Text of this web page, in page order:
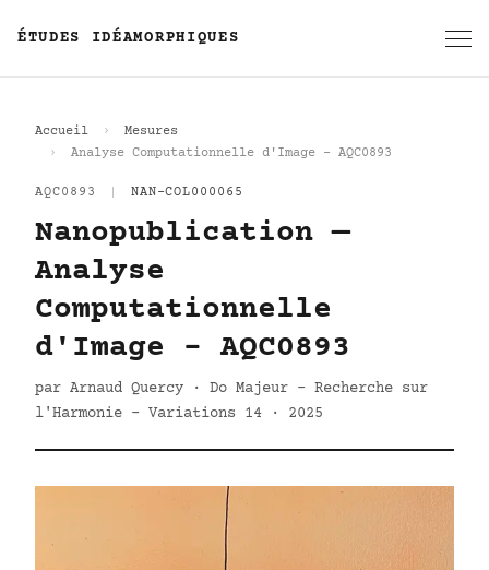
ÉTUDES IDÉAMORPHIQUES
Accueil
Mesures
Analyse Computationnelle d'Image - AQC0893
AQC0893 NAN-COL000065
Nanopublication —
Analyse
Computationnelle
d'Image - AQC0893
par Arnaud Quercy · Do Majeur - Recherche sur
l'Harmonie - Variations 14 · 2025